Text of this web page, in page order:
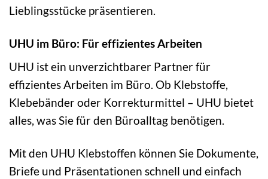
Lieblingsstücke präsentieren.
UHU im Büro: Für effizientes Arbeiten
UHU ist ein unverzichtbarer Partner für
effizientes Arbeiten im Büro. Ob Klebstoffe,
Klebebänder oder Korrekturmittel – UHU bietet
alles, was Sie für den Büroalltag benötigen.
Mit den UHU Klebstoffen können Sie Dokumente,
Briefe und Präsentationen schnell und einfach